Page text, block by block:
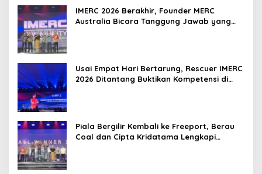
IMERC 2026 Berakhir, Founder MERC
Australia Bicara Tanggung Jawab yang
Usai Empat Hari Bertarung, Rescuer IMERC
2026 Ditantang Buktikan Kompetensi di
Piala Bergilir Kembali ke Freeport, Berau
Coal dan Cipta Kridatama Lengkapi